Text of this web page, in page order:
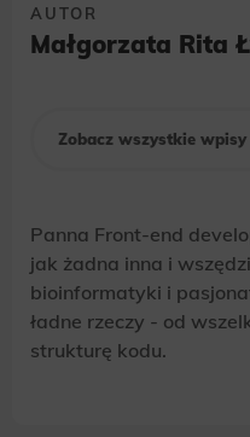
AUTOR
Małgorzata Rita
Zobacz wszystkie wpisy
Panna Front-end
jak żadna inna i
bioinformatyki i
ładne rzeczy - od
strukturę kodu.